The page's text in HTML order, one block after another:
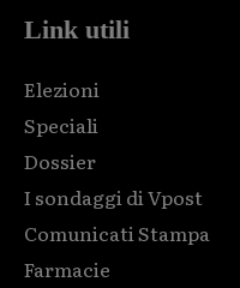
Link utili
Elezioni
Speciali
Dossier
I sondaggi di Vpost
Comunicati Stampa
Farmacie